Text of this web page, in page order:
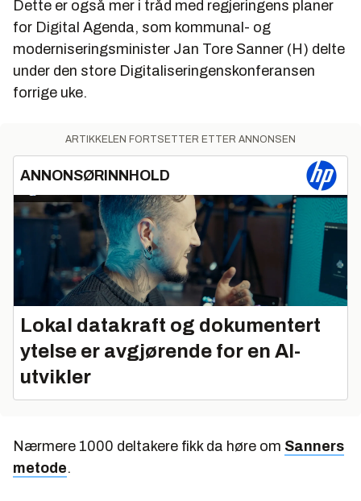
Dette er også mer i tråd med regjeringens planer
for Digital Agenda, som kommunal- og
moderniseringsminister Jan Tore Sanner (H) delte
under den store Digitaliseringenskonferansen
forrige uke.
ARTIKKELEN FORTSETTER ETTER ANNONSEN
ANNONSØRINNHOLD
Lokal datakraft og dokumentert
ytelse er avgjørende for en AI-
utvikler
Nærmere 1000 deltakere fikk da høre om Sanners
metode.